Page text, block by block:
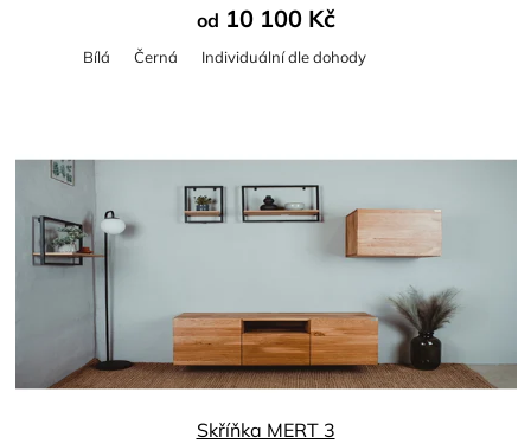
od 10 100 Kč
Bílá Černá Individuální dle dohody
Skříňka MERT 3